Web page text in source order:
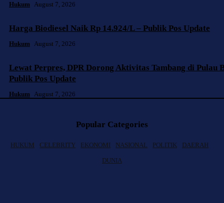
Hukum August 7, 2026
Harga Biodiesel Naik Rp 14.924/L – Publik Pos Update
Hukum August 7, 2026
Lewat Perpres, DPR Dorong Aktivitas Tambang di Pulau
Publik Pos Update
Hukum August 7, 2026
Popular Categories
HUKUM CELEBRITY EKONOMI NASIONAL POLITIK DAERAH
DUNIA